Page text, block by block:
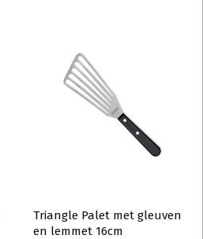
Triangle Palet met gleuven
en lemmet 16cm